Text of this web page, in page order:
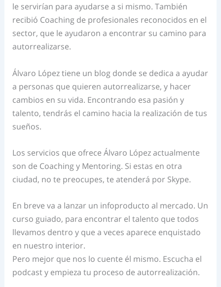
le servirían para ayudarse a si mismo. También
recibió Coaching de profesionales reconocidos en el
sector, que le ayudaron a encontrar su camino para
autorrealizarse.
Álvaro López tiene un blog donde se dedica a ayudar
a personas que quieren autorrealizarse, y hacer
cambios en su vida. Encontrando esa pasión y
talento, tendrás el camino hacia la realización de tus
sueños.
Los servicios que ofrece Álvaro López actualmente
son de Coaching y Mentoring. Si estas en otra
ciudad, no te preocupes, te atenderá por Skype.
En breve va a lanzar un infoproducto al mercado. Un
curso guiado, para encontrar el talento que todos
llevamos dentro y que a veces aparece enquistado
en nuestro interior.
Pero mejor que nos lo cuente él mismo. Escucha el
podcast y empieza tu proceso de autorrealización.